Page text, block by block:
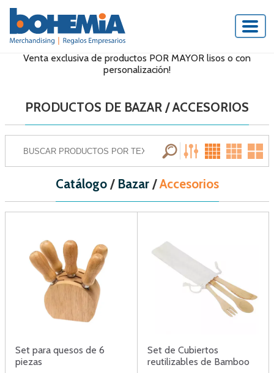
Venta exclusiva de productos POR MAYOR lisos o con
personalización!
PRODUCTOS DE BAZAR / ACCESORIOS
Catálogo/ Bazar/Accesorios
Set para quesos de 6
piezas
Set de Cubiertos
reutilizables de Bamboo